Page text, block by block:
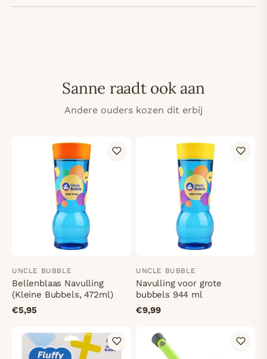
Sanne raadt ook aan
Andere ouders kozen dit erbij
UNCLE BUBBLE
Bellenblaas Navulling
(Kleine Bubbels, 472ml)
€5,95
UNCLE BUBBLE
Navulling voor grote
bubbels 944 ml
€9,99